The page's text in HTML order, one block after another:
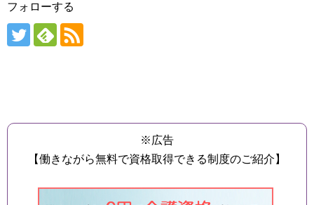
フォローする
※広告
【働きながら無料で資格取得できる制度のご紹介】